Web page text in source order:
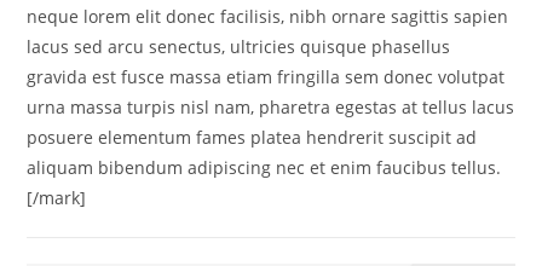
neque lorem elit donec facilisis, nibh ornare sagittis sapien
lacus sed arcu senectus, ultricies quisque phasellus
gravida est fusce massa etiam fringilla sem donec volutpat
urna massa turpis nisl nam, pharetra egestas at tellus lacus
posuere elementum fames platea hendrerit suscipit ad
aliquam bibendum adipiscing nec et enim faucibus tellus.
[/mark]